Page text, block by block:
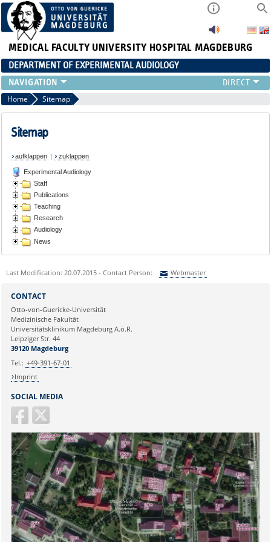
MEDICAL FACULTY UNIVERSITY HOSPITAL MAGDEBURG
DEPARTMENT OF EXPERIMENTAL AUDIOLOGY
STAFF
PUBLICATIONS
TEACHING
AUDIOLOGY
NEWS
Home Sitemap
Sitemap
aufklappen | zuklappen
Experimental Audiology
Staff
Publications
Teaching
Research
Audiology
News
Last Modification: 20.07.2015 - Contact Person: Webmaster
Ihre E-Mailadresse:
Ihr Anliegen:
Sicherheitsabfrage:
SOCIAL MEDIA
CONTACT
Otto-von-Guericke-Universität
Medizinische Fakultät
Universitätsklinikum Magdeburg A.ö.R.
Leipziger Str. 44
39120 Magdeburg
Tel.: +49-391-67-01
Imprint